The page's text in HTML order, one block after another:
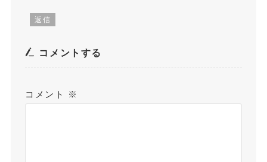
返信
コメントする
コメント ※